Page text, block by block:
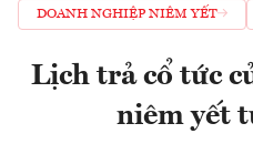
DOANH NGHIỆP NIÊM YẾT
Lịch trả cổ tức
niêm yết